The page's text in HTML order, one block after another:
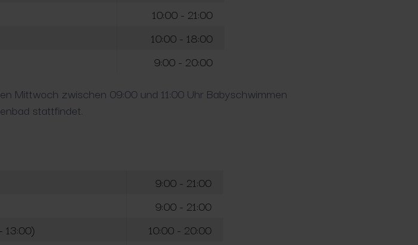
10:00 - 21:00
10:00 - 18:00
9:00 - 20:00
Mittwoch zwischen 09:00 und 11:00 Uhr Babyschwimmen
stattfindet.
9:00 - 21:00
9:00 - 21:00
13:00)
10:00 - 20:00